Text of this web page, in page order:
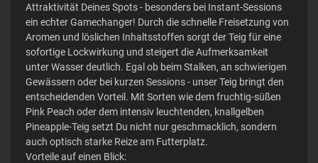
Attraktivität Deines Spots - besonders bei Instant-Sessions
ein echter Gamechanger! Durch die schnelle Freisetzung von
Aromen und löslichen Inhaltsstoffen sorgt der Teig für eine
sofortige Lockwirkung und steigert die Aufmerksamkeit
unter Wasser deutlich. Egal ob beim Stalken, an schwierigen
Gewässern oder bei kurzen Sessions - unser Teig bringt den
entscheidenden Vorteil. Mit Sorten wie dem fruchtig-süßen
Pink Peach oder dem intensiv leuchtenden, knallgelben
Pineapple-Teig setzt Du nicht nur geschmacklich, sondern
auch optisch starke Reize am Futterplatz.
Vorteile auf einen Blick: